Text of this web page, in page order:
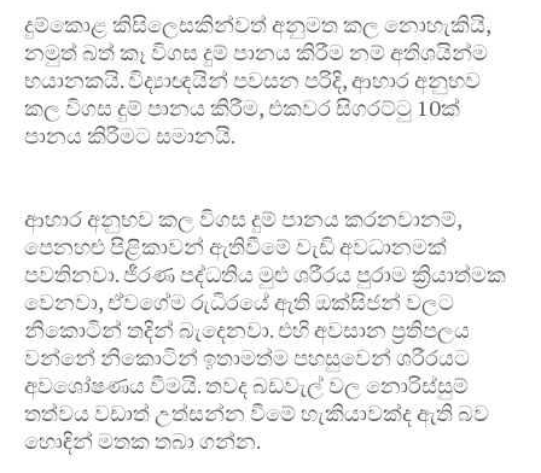
දුම්කොළ කිසිලෙසකින්වත් අනුමත කල නොහැකියි,
නමුත් බත් කෑ විගස දුම් පානය කිරීම නම් අතිශයින්ම
භයානකයි. විද්‍යාඥයින් පවසන පරිදි, ආහාර අනුභව
කල විගස දුම් පානය කිරීම, එකවර සිගරට්ටු 10ක්
පානය කිරීමට සමානයි.
ආහාර අනුභව කල විගස දුම් පානය කරනවානම්,
පෙනහළු පිළිකාවන් ඇතිවීමේ වැඩි අවධානමක්
පවතිනවා. ජීරණ පද්ධතිය මුළු ශරීරය පුරාම ක්‍රියාත්මක
වෙනවා, ඒවගේම රුධිරයේ ඇති ඔක්සිජන් වලට
නිකොටින් තදින් බැදෙනවා. එහි අවසාන ප්‍රතිපලය
වන්නේ නිකොටින් ඉතාමත්ම පහසුවෙන් ශරීරයට
අවශෝෂණය වීමයි. තවද බඩවැල් වල නොරිස්සුම්
තත්වය වඩාත් උත්සන්න වීමේ හැකියාවක්ද ඇති බව
හොඳින් මතක තබා ගන්න.